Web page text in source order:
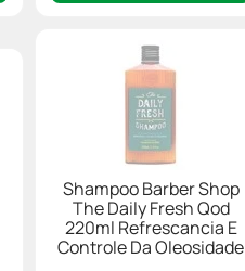
Shampoo Barber Shop
The Daily Fresh Qod
220ml Refrescancia E
Controle Da Oleosidade